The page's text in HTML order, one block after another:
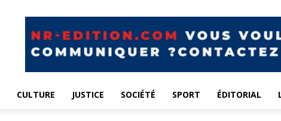
CULTURE JUSTICE SOCIÉTÉ SPORT ÉDITORIAL